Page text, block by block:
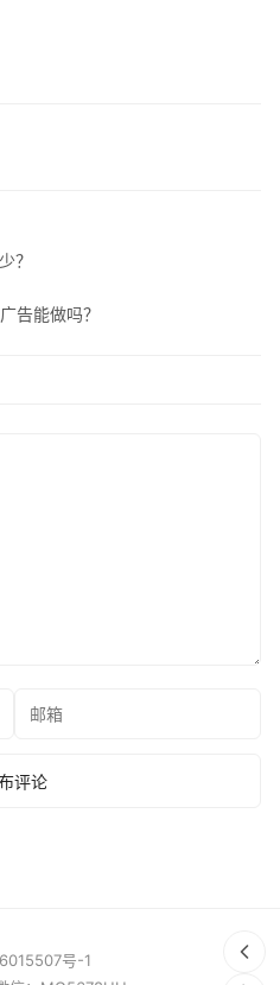
？
告能做吗？
号-1